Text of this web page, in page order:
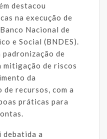
destacou
na execução de
Nacional de
e Social (BNDES).
de
de riscos
da
recursos, com a
práticas para
a